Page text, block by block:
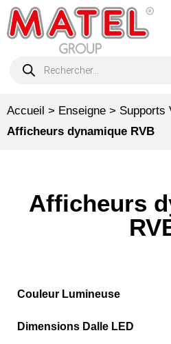
Accueil > Enseigne > Supports
Afficheurs dynamique RVB
Afficheurs
Couleur Lumineuse
Dimensions Dalle LED